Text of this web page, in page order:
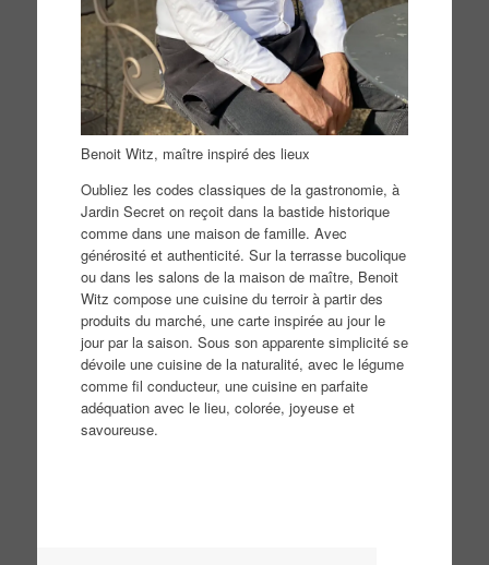
Benoit Witz, maître inspiré des lieux
Oubliez les codes classiques de la gastronomie, à
Jardin Secret on reçoit dans la bastide historique
comme dans une maison de famille. Avec
générosité et authenticité. Sur la terrasse bucolique
ou dans les salons de la maison de maître, Benoit
Witz compose une cuisine du terroir à partir des
produits du marché, une carte inspirée au jour le
jour par la saison. Sous son apparente simplicité se
dévoile une cuisine de la naturalité, avec le légume
comme fil conducteur, une cuisine en parfaite
adéquation avec le lieu, colorée, joyeuse et
savoureuse.